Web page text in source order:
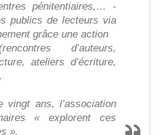
pénitentiaires,… -
publics de lecteurs via
grâce une action
d’auteurs,
ateliers d’écriture,
vingt ans, l’association
« explorent ces
».